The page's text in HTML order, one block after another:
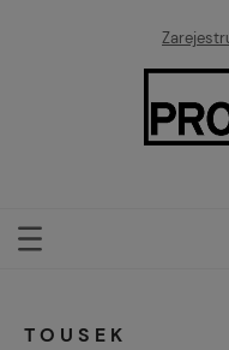
TOUSEK